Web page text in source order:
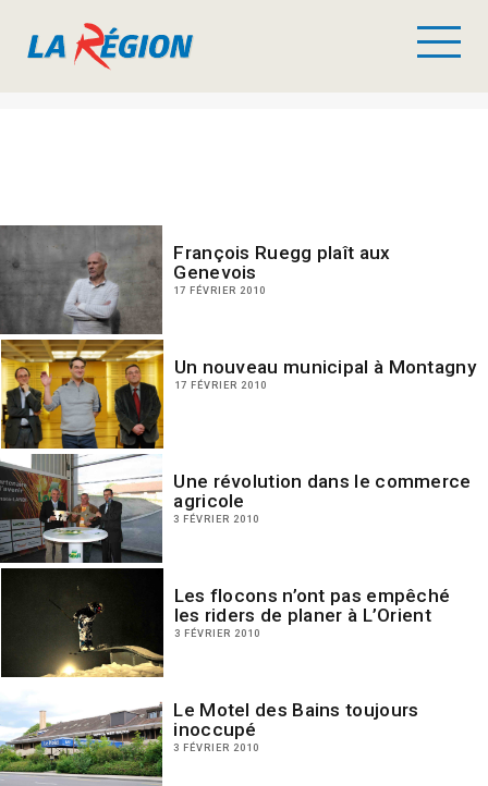
François Ruegg plaît aux
Genevois
17 FÉVRIER 2010
Un nouveau municipal à Montagny
17 FÉVRIER 2010
Une révolution dans le commerce
agricole
3 FÉVRIER 2010
Les flocons n’ont pas empêché
les riders de planer à L’Orient
3 FÉVRIER 2010
Le Motel des Bains toujours
inoccupé
3 FÉVRIER 2010